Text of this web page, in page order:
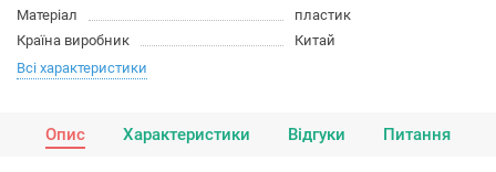
Матеріал
пластик
Країна виробник
Китай
Всі характеристики
Опис Характеристики Відгуки Питання